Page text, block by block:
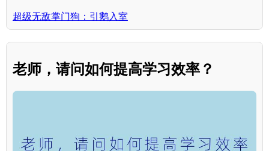
超级无敌掌门狗：引鹅入室
老师，请问如何提高学习效率？